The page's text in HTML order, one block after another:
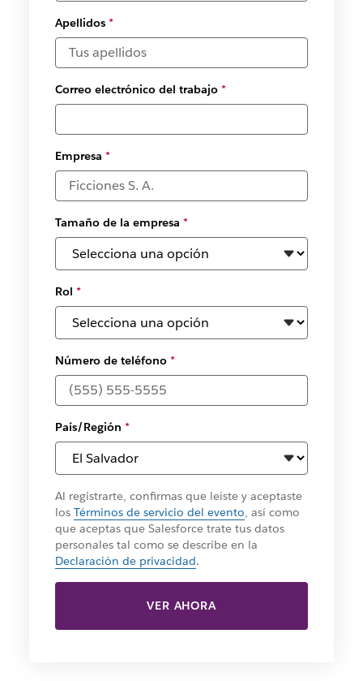
Apellidos*
Correo electrónico del trabajo*
Empresa *
Tamaño de la empresa *
Rol *
Número de teléfono*
País/Región *
Al registrarte, confirmas que leíste y aceptaste
los Términos de servicio del evento, así como
que aceptas que Salesforce trate tus datos
personales tal como se describe en la
Declaración de privacidad.
VER AHORA